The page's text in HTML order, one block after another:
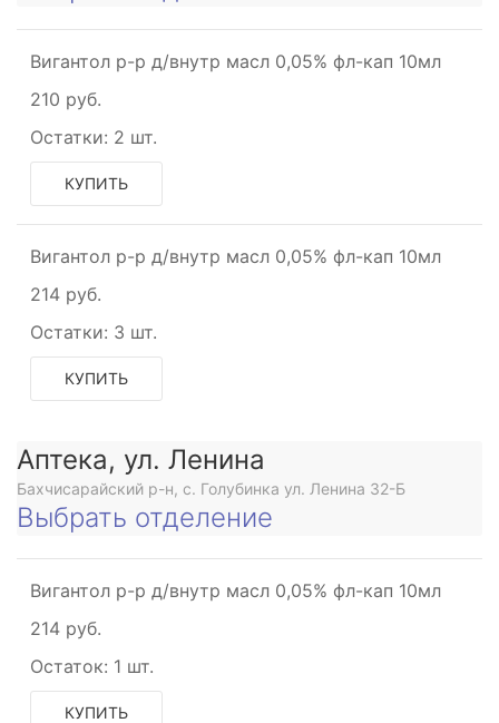
Вигантол р-р д/внутр масл 0,05% фл-кап 10мл
210 руб.
Остатки: 2 шт.
КУПИТЬ
Вигантол р-р д/внутр масл 0,05% фл-кап 10мл
214 руб.
Остатки: 3 шт.
КУПИТЬ
Аптека, ул. Ленина
Бахчисарайский р-н, с. Голубинка ул. Ленина 32-Б
Выбрать отделение
Вигантол р-р д/внутр масл 0,05% фл-кап 10мл
214 руб.
Остаток: 1 шт.
КУПИТЬ